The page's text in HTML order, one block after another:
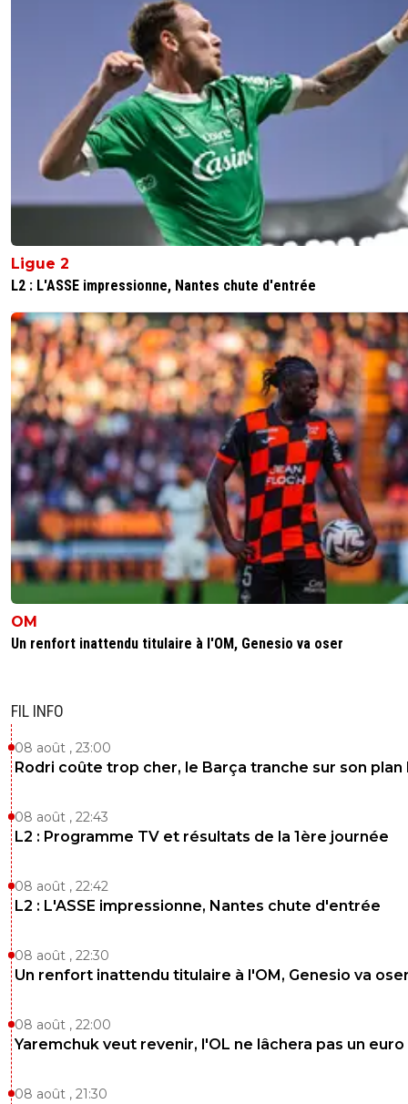
Ligue 2
L2 : L'ASSE impressionne, Nantes chute d'entrée
OM
Un renfort inattendu titulaire à l'OM, Genesio va oser
FIL INFO
08 août , 23:00
Rodri coûte trop cher, le Barça tranche sur son plan
08 août , 22:43
L2 : Programme TV et résultats de la 1ère journée
08 août , 22:42
L2 : L'ASSE impressionne, Nantes chute d'entrée
08 août , 22:30
Un renfort inattendu titulaire à l'OM, Genesio va
08 août , 22:00
Yaremchuk veut revenir, l'OL ne lâchera pas un euro
08 août , 21:30